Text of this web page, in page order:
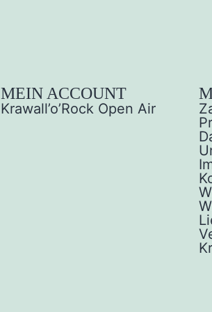
MEIN ACCOUNT
Krawall’o’Rock Open Air